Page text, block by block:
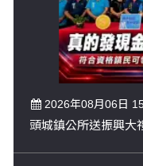
2026年08月06日
頭城鎮公所送振興大